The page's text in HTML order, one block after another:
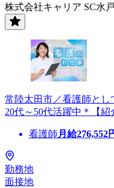
株式会社キャリア SC水
常陸太田市／看護師とし
20代～50代活躍中＊【紹
看護師 月給276,552
勤務地
面接地